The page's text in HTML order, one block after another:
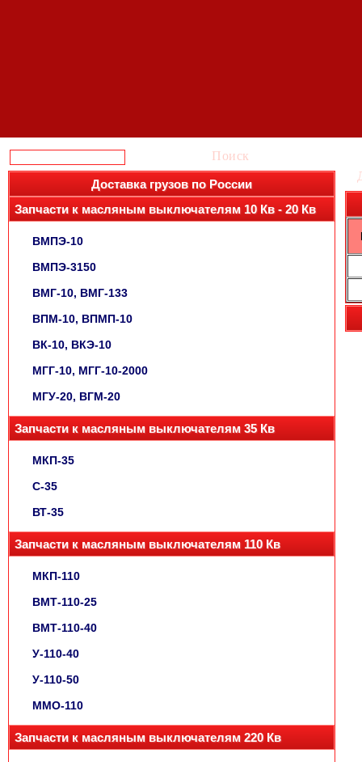
Поиск
Доставка грузов по России
Запчасти к масляным выключателям 10 Кв - 20 Кв
ВМПЭ-10
ВМПЭ-3150
ВМГ-10, ВМГ-133
ВПМ-10, ВПМП-10
ВК-10, ВКЭ-10
МГГ-10, МГГ-10-2000
МГУ-20, ВГМ-20
Запчасти к масляным выключателям 35 Кв
МКП-35
С-35
ВТ-35
Запчасти к масляным выключателям 110 Кв
МКП-110
ВМТ-110-25
ВМТ-110-40
У-110-40
У-110-50
ММО-110
Запчасти к масляным выключателям 220 Кв